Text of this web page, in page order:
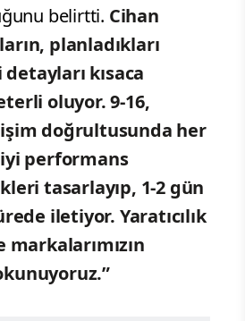
belirtti. Cihan
planladıkları
kısaca
oluyor. 9-16,
doğrultusunda her
performans
tasarlayıp, 1-2 gün
iletiyor. Yaratıcılık